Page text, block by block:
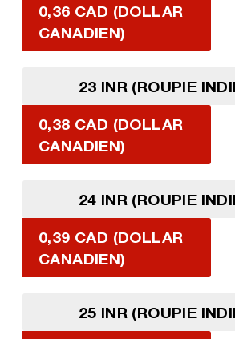
0,36 CAD (DOLLAR
CANADIEN)
23 INR (ROUPIE
0,38 CAD (DOLLAR
CANADIEN)
24 INR (ROUPIE
0,39 CAD (DOLLAR
CANADIEN)
25 INR (ROUPIE